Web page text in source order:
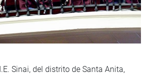
Sinai, del distrito de Santa Anita,